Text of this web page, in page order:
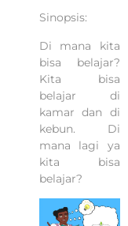
Sinopsis:
Di mana kita
bisa belajar?
Kita bisa
belajar di
kamar dan di
kebun. Di
mana lagi ya
kita bisa
belajar?